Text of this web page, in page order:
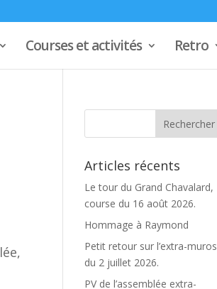
Courses et activités Retro
Articles récents
Le tour du Grand Chavalard,
course du 16 août 2026.
Hommage à Raymond
Petit retour sur l’extra-muros
du 2 juillet 2026.
PV de l’assemblée extra-